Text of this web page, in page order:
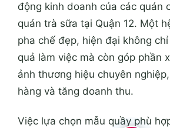
động kinh doanh của các quán
quán trà sữa tại Quận 12. Một
pha chế đẹp, hiện đại không
quả làm việc mà còn góp phần
ảnh thương hiệu chuyên
hàng và tăng doanh thu.
Việc lựa chọn mẫu quầy phù